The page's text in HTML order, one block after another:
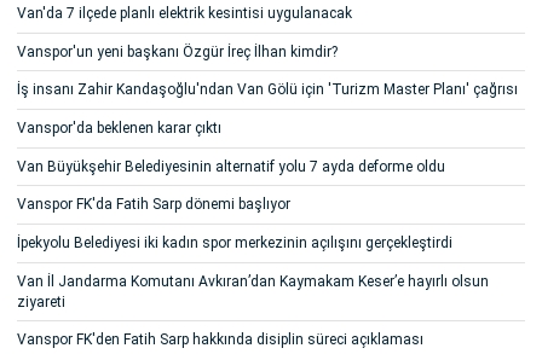
Van'da 7 ilçede planlı elektrik kesintisi uygulanacak
Vanspor'un yeni başkanı Özgür İreç İlhan kimdir?
İş insanı Zahir Kandaşoğlu'ndan Van Gölü için 'Turizm Master Planı' çağrısı
Vanspor'da beklenen karar çıktı
Van Büyükşehir Belediyesinin alternatif yolu 7 ayda deforme oldu
Vanspor FK'da Fatih Sarp dönemi başlıyor
İpekyolu Belediyesi iki kadın spor merkezinin açılışını gerçekleştirdi
Van İl Jandarma Komutanı Avkıran’dan Kaymakam Keser’e hayırlı olsun
ziyareti
Vanspor FK'den Fatih Sarp hakkında disiplin süreci açıklaması